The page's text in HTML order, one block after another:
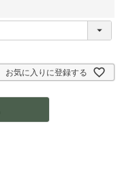
お気に入りに登録する